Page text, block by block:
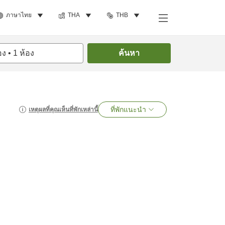
ภาษาไทย THA THB
• 1 ห้อง ค้นหา
เหตุผลที่คุณเห็นที่พักเหล่านี้ ที่พักแนะนำ